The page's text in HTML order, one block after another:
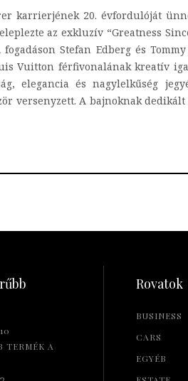
karrierjének 20. évfordulóját
az exkluzív “Greatness
Stefan Edberg és
Vuitton férfivonalának kreatív
elegancia és nagylelkűség
versenyzett. A bajnoknak
TERMÉK A
Rovatok
BUSINESS
CARS
EGYÉB